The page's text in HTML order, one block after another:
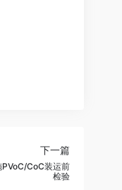
下一篇
CoC装运前
检验